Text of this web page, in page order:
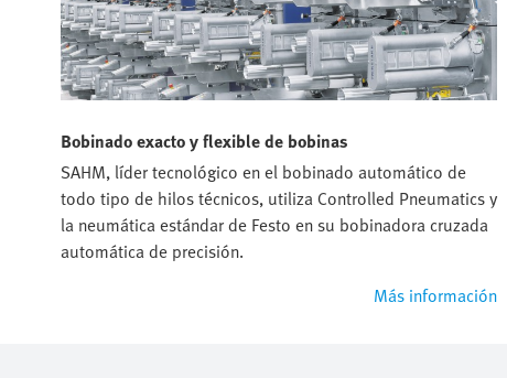
Bobinado exacto y flexible de bobinas
SAHM, líder tecnológico en el bobinado automático de
todo tipo de hilos técnicos, utiliza Controlled Pneumatics y
la neumática estándar de Festo en su bobinadora cruzada
automática de precisión.
Más información